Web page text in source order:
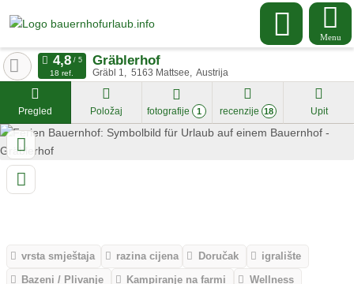
Menu
Gräblerhof
Gräbl 1 5163 Mattsee Austrija
18 ref.
Pregled Položaj fotografije 1 recenzije 18 Upit
vrsta smještaja razina cijena Doručak
igralište
Bazeni / Plivanje
Kampiranje na farmi
Wellness